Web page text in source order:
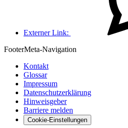
Externer Link:
FooterMeta-Navigation
Kontakt
Glossar
Impressum
Datenschutzerklärung
Hinweisgeber
Barriere melden
Cookie-Einstellungen